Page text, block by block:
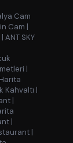
Cam
Cam |
| ANT SKY
|
Kahvaltı |
|
|
|